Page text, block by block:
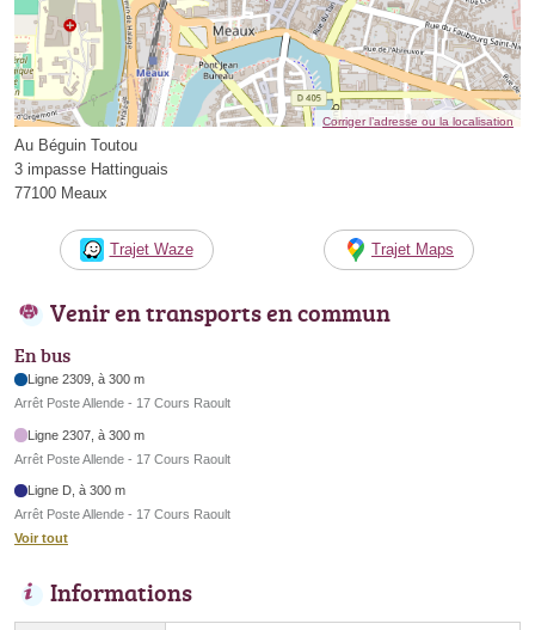
Corriger l’adresse ou la localisation
Au Béguin Toutou
3 impasse Hattinguais
77100 Meaux
Trajet Waze Trajet Maps
Venir en transports en commun
En bus
Ligne 2309, à 300 m
Arrêt Poste Allende - 17 Cours Raoult
Ligne 2307, à 300 m
Arrêt Poste Allende - 17 Cours Raoult
Ligne D, à 300 m
Arrêt Poste Allende - 17 Cours Raoult
Voir tout
Informations